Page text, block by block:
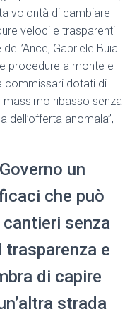
volontà di cambiare
veloci e trasparenti
Gabriele Buia.
procedure a monte e
commissari dotati di
massimo ribasso senza
dell’offerta anomala”,
un
che può
senza
e
di capire
strada